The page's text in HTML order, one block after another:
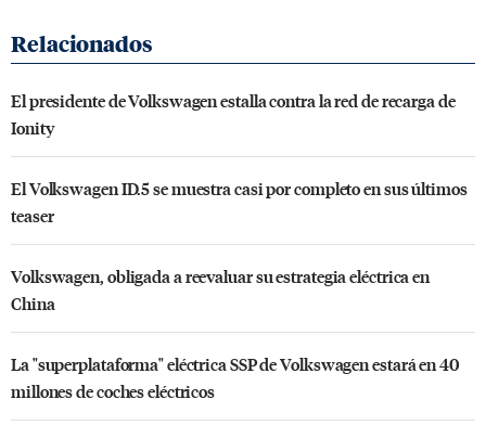
El presidente de Volkswagen estalla contra la red de recarga de
Ionity
El Volkswagen ID.5 se muestra casi por completo en sus últimos
teaser
Volkswagen, obligada a reevaluar su estrategia eléctrica en
China
La "superplataforma" eléctrica SSP de Volkswagen estará en 40
millones de coches eléctricos